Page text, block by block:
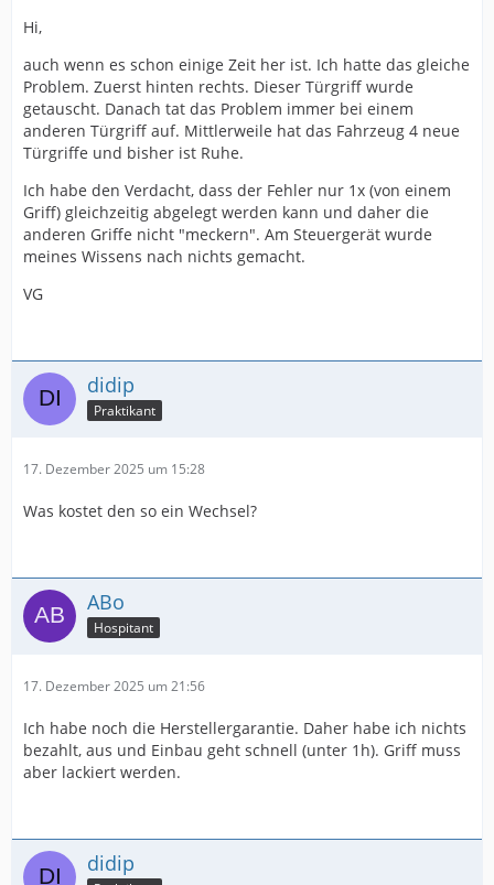
Hi,
auch wenn es schon einige Zeit her ist. Ich hatte das gleiche
Problem. Zuerst hinten rechts. Dieser Türgriff wurde
getauscht. Danach tat das Problem immer bei einem
anderen Türgriff auf. Mittlerweile hat das Fahrzeug 4 neue
Türgriffe und bisher ist Ruhe.
Ich habe den Verdacht, dass der Fehler nur 1x (von einem
Griff) gleichzeitig abgelegt werden kann und daher die
anderen Griffe nicht "meckern". Am Steuergerät wurde
meines Wissens nach nichts gemacht.
VG
didip
Praktikant
17. Dezember 2025 um 15:28
Was kostet den so ein Wechsel?
ABo
Hospitant
17. Dezember 2025 um 21:56
Ich habe noch die Herstellergarantie. Daher habe ich nichts
bezahlt, aus und Einbau geht schnell (unter 1h). Griff muss
aber lackiert werden.
didip